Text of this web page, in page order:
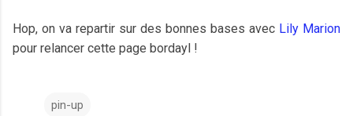
Hop, on va repartir sur des bonnes bases avec Lily Marion
pour relancer cette page bordayl !
pin-up